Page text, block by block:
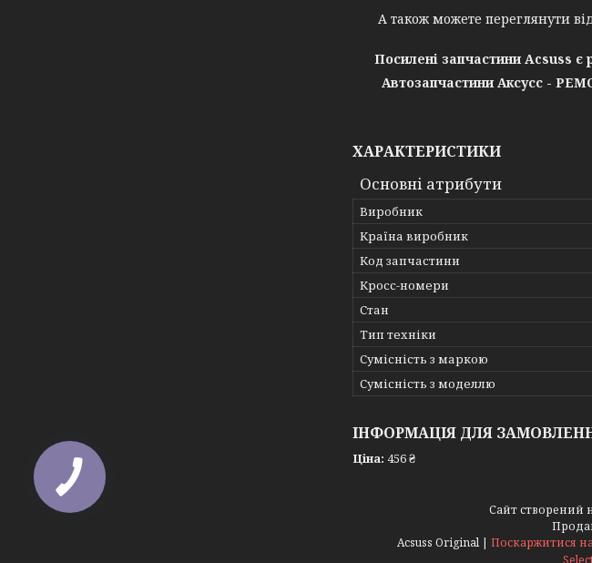
А також можете переглянути
Посилені запчастини Acsuss
Автозапчастини Аксусс -
ХАРАКТЕРИСТИКИ
Основні атрибути
Виробник
Країна виробник
Код запчастини
Кросс-номери
Стан
Тип техніки
Сумісність з маркою
Сумісність з моделлю
ІНФОРМАЦІЯ ДЛЯ
Ціна: 456 ₴
Сайт створений
Acsuss Original | Поскаржитися